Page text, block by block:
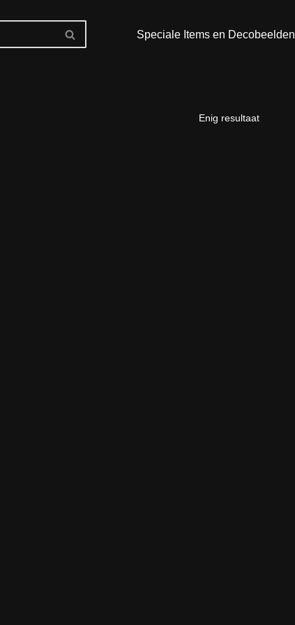
Speciale Items en Decobeelden
Enig resultaat